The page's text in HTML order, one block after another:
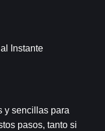
Instante
y sencillas para
pasos, tanto si